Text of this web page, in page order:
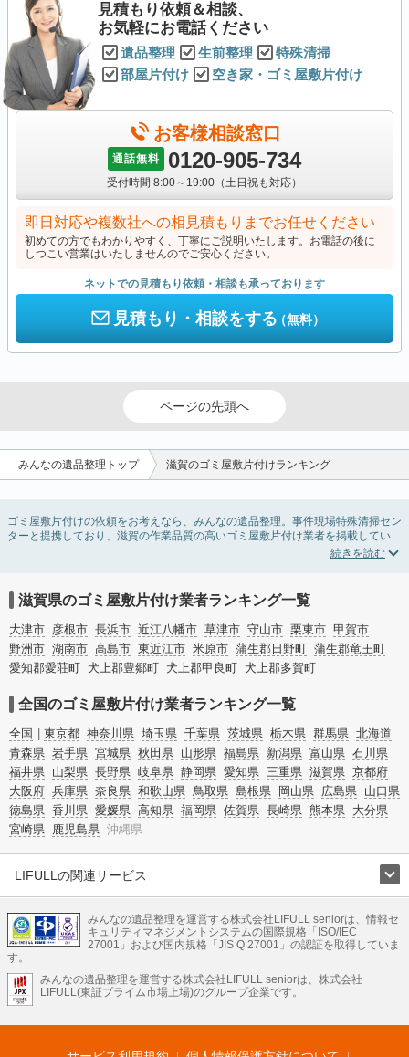
見積もり依頼＆相談、
お気軽にお電話ください
遺品整理 生前整理
特殊清掃
部屋片付け
空き家・ゴミ屋敷片付け
お客様相談窓口
通話無料 0120-905-734
受付時間 8:00～19:00（土日祝も対応）
即日対応や複数社への相見積もりまでお任せください
初めての方でもわかりやすく、丁寧にご説明いたします。お電話の後に
しつこい営業はいたしませんのでご安心ください。
ネットでの見積もり依頼・相談も承っております
見積もり・相談をする（無料）
ページの先頭へ
みんなの遺品整理トップ 滋賀のゴミ屋敷片付けランキング
ゴミ屋敷片付けの依頼をお考えなら、みんなの遺品整理。事件現場特殊清掃セン
ターと提携しており、滋賀の作業品質の高いゴミ屋敷片付け業者を掲載していま
す。汚部屋の片付けに伴う不用品の処分・回収・引き取りから、外虫の発生や孤
してみましょう。ゴミ屋敷になってしまう方は高齢で体力的に掃除するのが難し
い、認知症やセルフネグレクトになってしまう、精神的なストレスなど様々な原
因があります。
またお役立ち情報も豊富なので、部屋を埋めつくす大量のゴミを自力で片付ける
方法についてもチェックしてみてください。
滋賀県のゴミ屋敷片付け業者ランキング一覧
大津市 彦根市 長浜市 近江八幡市 草津市 守山市 栗東市 甲賀市
野洲市 湖南市 高島市 東近江市 米原市 蒲生郡日野町 蒲生郡竜王町
愛知郡愛荘町 犬上郡豊郷町 犬上郡甲良町 犬上郡多賀町
全国のゴミ屋敷片付け業者ランキング一覧
全国 東京都 神奈川県 埼玉県 千葉県 茨城県 栃木県 群馬県 北海道
青森県 岩手県 宮城県 秋田県 山形県 福島県 新潟県 富山県 石川県
福井県 山梨県 長野県 岐阜県 静岡県 愛知県 三重県 滋賀県 京都府
大阪府 兵庫県 奈良県 和歌山県 鳥取県 島根県 岡山県 広島県 山口県
徳島県 香川県 愛媛県 高知県 福岡県 佐賀県 長崎県 熊本県 大分県
宮崎県 鹿児島県 沖縄県
LIFULLの関連サービス
不動産・住宅
引越し 老人ホーム 地方創生 ママの就労支援
不動産クラウドファンディング 遺品整理 老後の暮らし情報
LIFULL HOME'Sのサービス
不動産・住宅
不動産査定 マンション専門売却査定 不動産投資 アドバイザー
不動産アーカイブ
空き家バンク 家賃相場 不動産会社
まちむすび
みんなの遺品整理を運営する株式会社LIFULL seniorは、情報セ
キュリティマネジメントシステムの国際規格「ISO/IEC
27001」および国内規格「JIS Q 27001」の認証を取得していま
す。
みんなの遺品整理を運営する株式会社LIFULL seniorは、株式会社
LIFULL(東証プライム市場上場)のグループ企業です。